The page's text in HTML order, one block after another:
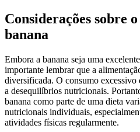
Considerações sobre
banana
Embora a banana seja uma
importante lembrar que a
diversificada. O consumo
a desequilíbrios nutricionais.
banana como parte de uma dieta
nutricionais individuais,
atividades físicas regularmente.